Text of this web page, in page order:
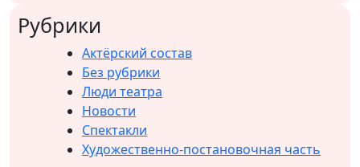
Рубрики
Актёрский состав
Без рубрики
Люди театра
Новости
Спектакли
Художественно-постановочная часть